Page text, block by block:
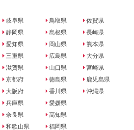
岐阜県
静岡県
愛知県
三重県
滋賀県
京都府
大阪府
兵庫県
奈良県
和歌山県
鳥取県
島根県
岡山県
広島県
山口県
徳島県
香川県
愛媛県
高知県
福岡県
佐賀県
長崎県
熊本県
大分県
宮崎県
鹿児島県
沖縄県